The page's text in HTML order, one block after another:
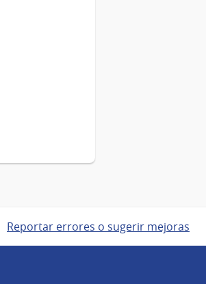
Reportar errores o sugerir mejoras